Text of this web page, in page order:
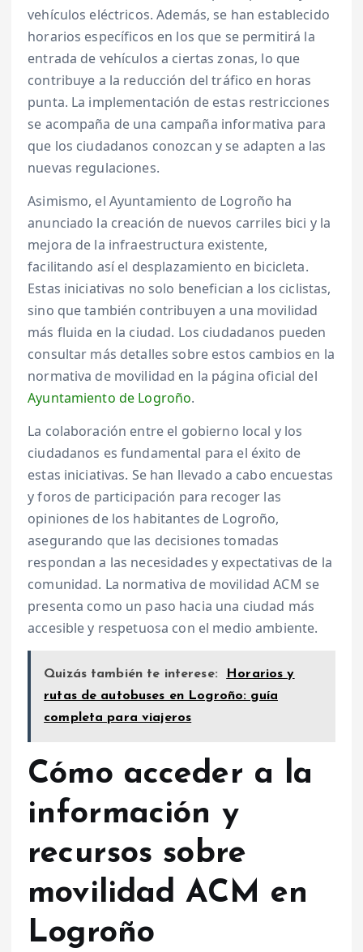
vehículos eléctricos. Además, se han establecido
horarios específicos en los que se permitirá la
entrada de vehículos a ciertas zonas, lo que
contribuye a la reducción del tráfico en horas
punta. La implementación de estas restricciones
se acompaña de una campaña informativa para
que los ciudadanos conozcan y se adapten a las
nuevas regulaciones.
Asimismo, el Ayuntamiento de Logroño ha
anunciado la creación de nuevos carriles bici y la
mejora de la infraestructura existente,
facilitando así el desplazamiento en bicicleta.
Estas iniciativas no solo benefician a los ciclistas,
sino que también contribuyen a una movilidad
más fluida en la ciudad. Los ciudadanos pueden
consultar más detalles sobre estos cambios en la
normativa de movilidad en la página oficial del
Ayuntamiento de Logroño.
La colaboración entre el gobierno local y los
ciudadanos es fundamental para el éxito de
estas iniciativas. Se han llevado a cabo encuestas
y foros de participación para recoger las
opiniones de los habitantes de Logroño,
asegurando que las decisiones tomadas
respondan a las necesidades y expectativas de la
comunidad. La normativa de movilidad ACM se
presenta como un paso hacia una ciudad más
accesible y respetuosa con el medio ambiente.
Quizás también te interese:
Horarios y
rutas de autobuses en Logroño: guía
completa para viajeros
Cómo acceder a la
información y
recursos sobre
movilidad ACM en
Logroño